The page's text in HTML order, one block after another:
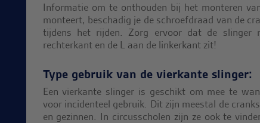
Informatie om te onthouden bij het monteren
monteert, beschadig je de schroefdraad van de
tijdens het rijden. Zorg ervoor dat de slinger
rechterkant en de L aan de linkerkant zit!
Type gebruik van de vierkante slinger:
Een vierkante slinger is geschikt om mee te
voor incidenteel gebruik. Dit zijn meestal de
en gezinnen. In circusscholen zijn ze ook te